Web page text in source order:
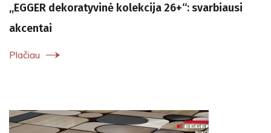
„EGGER dekoratyvinė kolekcija 26+“: svarbiausi
akcentai
Plačiau